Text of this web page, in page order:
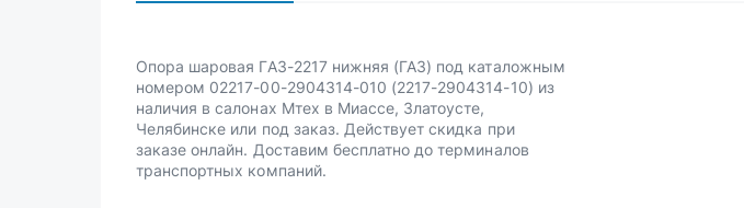
Опора шаровая ГАЗ-2217 нижняя (ГАЗ) под каталожным
номером 02217-00-2904314-010 (2217-2904314-10) из
наличия в салонах Мтех в Миассе, Златоусте,
Челябинске или под заказ. Действует скидка при
заказе онлайн. Доставим бесплатно до терминалов
транспортных компаний.